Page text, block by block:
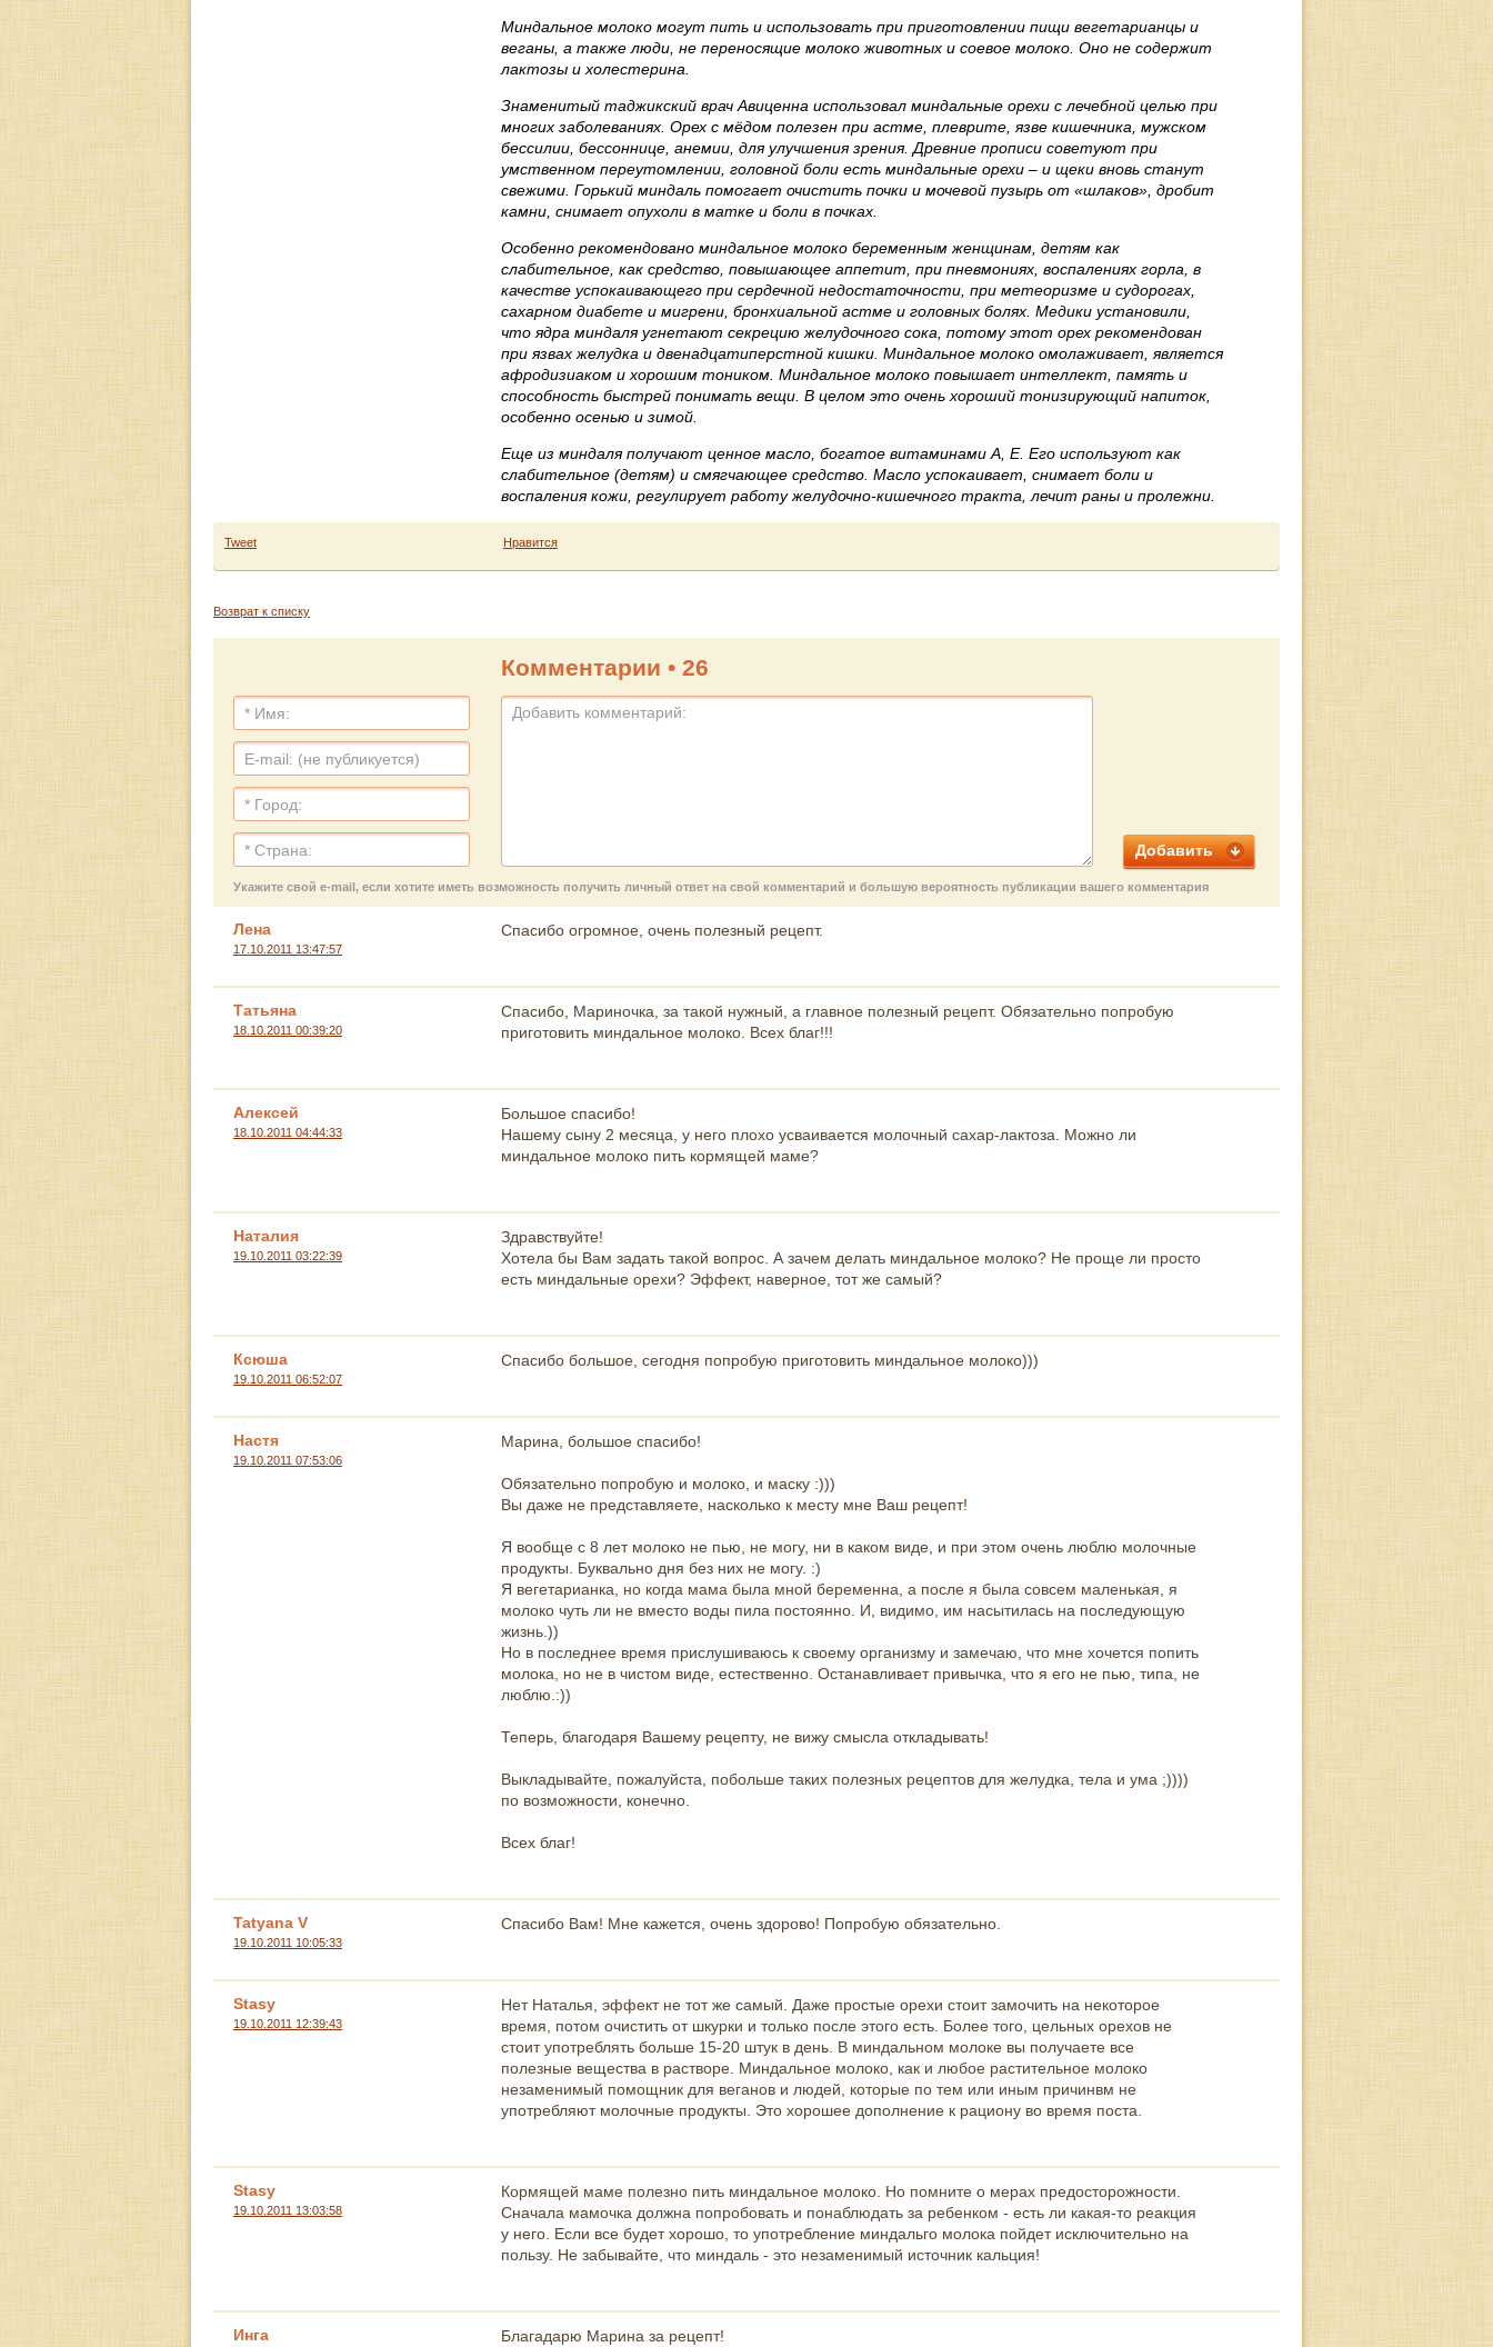
Миндальное молоко могут пить и использовать при приготовлении пищи вегетарианцы и
веганы, а также люди, не переносящие молоко животных и соевое молоко. Оно не содержит
лактозы и холестерина.
Знаменитый таджикский врач Авиценна использовал миндальные орехи с лечебной целью при
многих заболеваниях. Орех с мёдом полезен при астме, плеврите, язве кишечника, мужском
бессилии, бессоннице, анемии, для улучшения зрения. Древние прописи советуют при
умственном переутомлении, головной боли есть миндальные орехи – и щеки вновь станут
свежими. Горький миндаль помогает очистить почки и мочевой пузырь от «шлаков», дробит
камни, снимает опухоли в матке и боли в почках.
Особенно рекомендовано миндальное молоко беременным женщинам, детям как
слабительное, как средство, повышающее аппетит, при пневмониях, воспалениях горла, в
качестве успокаивающего при сердечной недостаточности, при метеоризме и судорогах,
сахарном диабете и мигрени, бронхиальной астме и головных болях. Медики установили,
что ядра миндаля угнетают секрецию желудочного сока, потому этот орех рекомендован
при язвах желудка и двенадцатиперстной кишки. Миндальное молоко омолаживает, является
афродизиаком и хорошим тоником. Миндальное молоко повышает интеллект, память и
способность быстрей понимать вещи. В целом это очень хороший тонизирующий напиток,
особенно осенью и зимой.
Еще из миндаля получают ценное масло, богатое витаминами А, Е. Его используют как
слабительное (детям) и смягчающее средство. Масло успокаивает, снимает боли и
воспаления кожи, регулирует работу желудочно-кишечного тракта, лечит раны и пролежни.
Tweet Нравится
Возврат к списку
Комментарии • 26
Добавить
Укажите свой e-mail, если хотите иметь возможность получить личный ответ на свой комментарий и большую вероятность публикации вашего комментария
Лена
17.10.2011 13:47:57
Спасибо огромное, очень полезный рецепт.
Татьяна
18.10.2011 00:39:20
Спасибо, Мариночка, за такой нужный, а главное полезный рецепт. Обязательно попробую
приготовить миндальное молоко. Всех благ!!!
Алексей
18.10.2011 04:44:33
Большое спасибо!
Нашему сыну 2 месяца, у него плохо усваивается молочный сахар-лактоза. Можно ли
миндальное молоко пить кормящей маме?
Наталия
19.10.2011 03:22:39
Здравствуйте!
Хотела бы Вам задать такой вопрос. А зачем делать миндальное молоко? Не проще ли просто
есть миндальные орехи? Эффект, наверное, тот же самый?
Ксюша
19.10.2011 06:52:07
Спасибо большое, сегодня попробую приготовить миндальное молоко)))
Настя
19.10.2011 07:53:06
Марина, большое спасибо!
Обязательно попробую и молоко, и маску :)))
Вы даже не представляете, насколько к месту мне Ваш рецепт!
Я вообще с 8 лет молоко не пью, не могу, ни в каком виде, и при этом очень люблю молочные
продукты. Буквально дня без них не могу. :)
Я вегетарианка, но когда мама была мной беременна, а после я была совсем маленькая, я
молоко чуть ли не вместо воды пила постоянно. И, видимо, им насытилась на последующую
жизнь.))
Но в последнее время прислушиваюсь к своему организму и замечаю, что мне хочется попить
молока, но не в чистом виде, естественно. Останавливает привычка, что я его не пью, типа, не
люблю.:))
Теперь, благодаря Вашему рецепту, не вижу смысла откладывать!
Выкладывайте, пожалуйста, побольше таких полезных рецептов для желудка, тела и ума ;))))
по возможности, конечно.
Всех благ!
Tatyana V
19.10.2011 10:05:33
Спасибо Вам! Мне кажется, очень здорово! Попробую обязательно.
Stasy
19.10.2011 12:39:43
Нет Наталья, эффект не тот же самый. Даже простые орехи стоит замочить на некоторое
время, потом очистить от шкурки и только после этого есть. Более того, цельных орехов не
стоит употреблять больше 15-20 штук в день. В миндальном молоке вы получаете все
полезные вещества в растворе. Миндальное молоко, как и любое растительное молоко
незаменимый помощник для веганов и людей, которые по тем или иным причинвм не
употребляют молочные продукты. Это хорошее дополнение к рациону во время поста.
Stasy
19.10.2011 13:03:58
Кормящей маме полезно пить миндальное молоко. Но помните о мерах предосторожности.
Сначала мамочка должна попробовать и понаблюдать за ребенком - есть ли какая-то реакция
у него. Если все будет хорошо, то употребление миндальго молока пойдет исключительно на
пользу. Не забывайте, что миндаль - это незаменимый источник кальция!
Инга Благадарю Марина за рецепт!